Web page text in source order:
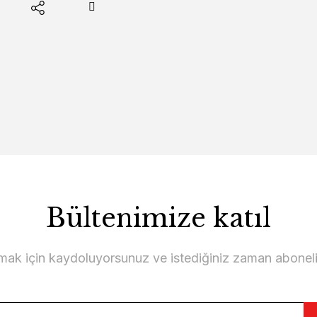
Bültenimize katıl
için kaydoluyorsunuz ve istediğiniz zaman